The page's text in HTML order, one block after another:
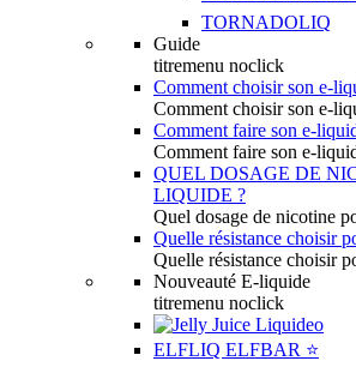
TORNADOLIQ
Guide
titremenu noclick
Comment choisir son e-
Comment choisir son e-
Comment faire son e-
Comment faire son e-
QUEL DOSAGE DE
LIQUIDE ?
Quel dosage de nicotine
Quelle résistance choisir
Quelle résistance choisir
Nouveauté E-liquide
titremenu noclick
ELFLIQ ELFBAR ⭐️